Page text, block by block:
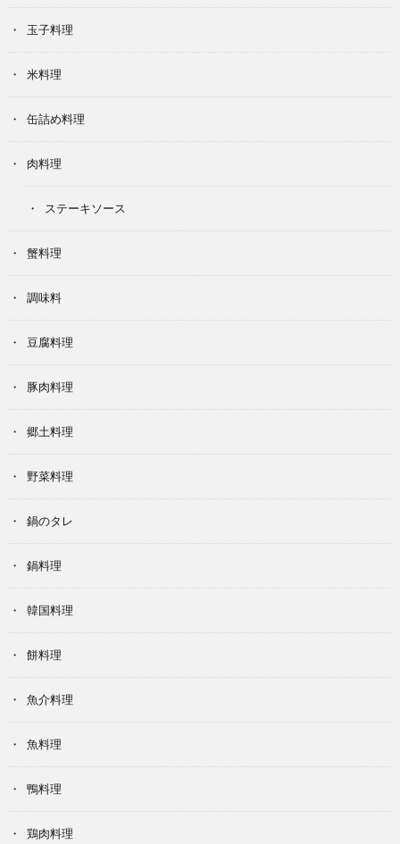
玉子料理
米料理
缶詰め料理
肉料理
ステーキソース
蟹料理
調味料
豆腐料理
豚肉料理
郷土料理
野菜料理
鍋のタレ
鍋料理
韓国料理
餅料理
魚介料理
魚料理
鴨料理
鶏肉料理